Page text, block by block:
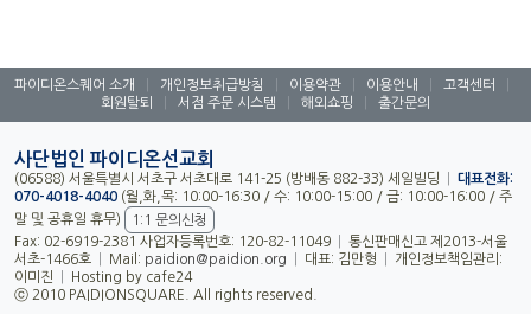
파이디온스퀘어 소개 개인정보취급방침 이용약관 이용안내 고객센터
회원탈퇴
서점 주문 시스템 해외쇼핑 출간문의
사단법인 파이디온선교회
(06588) 서울특별시 서초구 서초대로 141-25 (방배동 882-33) 세일빌딩
대표전화:
070-4018-4040 (월,화,목: 10:00-16:30 / 수: 10:00-15:00 / 금: 10:00-16:00 / 주
말 및 공휴일 휴무)
1:1 문의신청
Fax: 02-6919-2381 사업자등록번호: 120-82-11049
통신판매신고 제2013-서울
서초-1466호
Mail: paidion@paidion.org 대표: 김만형
개인정보책임관리:
이미진
Hosting by cafe24
ⓒ 2010 PAIDIONSQUARE. All rights reserved.